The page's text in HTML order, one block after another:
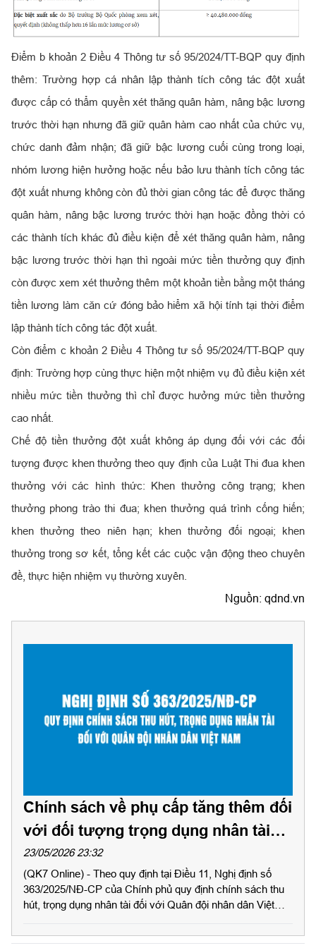
Điểm b khoản 2 Điều 4 Thông tư số 95/2024/TT-BQP quy định
thêm: Trường hợp cá nhân lập thành tích công tác đột xuất
được cấp có thẩm quyền xét thăng quân hàm, nâng bậc lương
trước thời hạn nhưng đã giữ quân hàm cao nhất của chức vụ,
chức danh đảm nhận; đã giữ bậc lương cuối cùng trong loại,
nhóm lương hiện hưởng hoặc nếu bảo lưu thành tích công tác
đột xuất nhưng không còn đủ thời gian công tác để được thăng
quân hàm, nâng bậc lương trước thời hạn hoặc đồng thời có
các thành tích khác đủ điều kiện để xét thăng quân hàm, nâng
bậc lương trước thời hạn thì ngoài mức tiền thưởng quy định
còn được xem xét thưởng thêm một khoản tiền bằng một tháng
tiền lương làm căn cứ đóng bảo hiểm xã hội tính tại thời điểm
lập thành tích công tác đột xuất.
Còn điểm c khoản 2 Điều 4 Thông tư số 95/2024/TT-BQP quy
định: Trường hợp cùng thực hiện một nhiệm vụ đủ điều kiện xét
nhiều mức tiền thưởng thì chỉ được hưởng mức tiền thưởng
cao nhất.
Chế độ tiền thưởng đột xuất không áp dụng đối với các đối
tượng được khen thưởng theo quy định của Luật Thi đua khen
thưởng với các hình thức: Khen thưởng công trạng; khen
thưởng phong trào thi đua; khen thưởng quá trình cống hiến;
khen thưởng theo niên hạn; khen thưởng đối ngoại; khen
thưởng trong sơ kết, tổng kết các cuộc vận động theo chuyên
đề, thực hiện nhiệm vụ thường xuyên.
Nguồn: qdnd.vn
Chính sách về phụ cấp tăng thêm đối
với đối tượng trọng dụng nhân tài
trong Quân đội nhân dân Việt Nam
23/05/2026 23:32
(QK7 Online) - Theo quy định tại Điều 11, Nghị định số
363/2025/NĐ-CP của Chính phủ quy định chính sách thu
hút, trọng dụng nhân tài đối với Quân đội nhân dân Việt
trường Quân đội, trường ngoài Quân đội và ở nước ngoài